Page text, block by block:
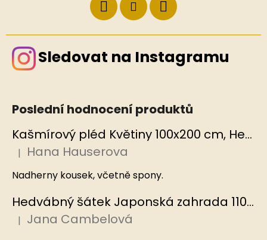
Sledovat na Instagramu
Poslední hodnocení produktů
Kašmírový pléd Květiny 100x200 cm, Hedvábný svět
Hodnocení produktu je 5 z 5 hvězdiček.
| Hana Hauserova
Nadherny kousek, včetně spony.
Hedvábný šátek Japonská zahrada 110x110 cm v dárkovém balení, HEDVÁBNÝ SVĚT
Hodnocení produktu je 5 z 5 hvězdiček.
| Jana Cambelová